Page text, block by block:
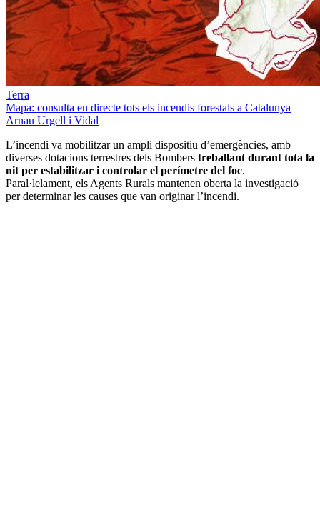
Terra
Mapa: consulta en directe tots els incendis forestals a Catalunya
Arnau Urgell i Vidal
L’incendi va mobilitzar un ampli dispositiu d’emergències, amb
diverses dotacions terrestres dels Bombers treballant durant tota la
nit per estabilitzar i controlar el perímetre del foc.
Paral·lelament, els Agents Rurals mantenen oberta la investigació
per determinar les causes que van originar l’incendi.